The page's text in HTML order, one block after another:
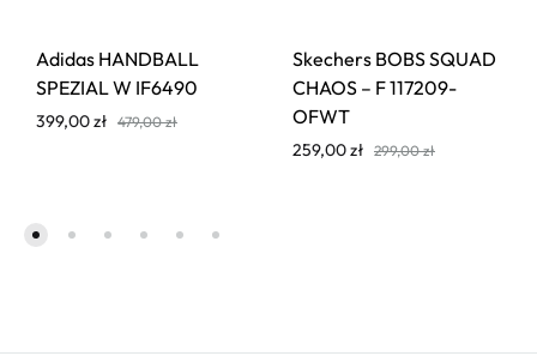
Adidas HANDBALL
SPEZIAL W IF6490
399,00zł 479,00zł
Skechers BOBS SQUAD
CHAOS – F 117209-
OFWT
259,00zł 299,00zł